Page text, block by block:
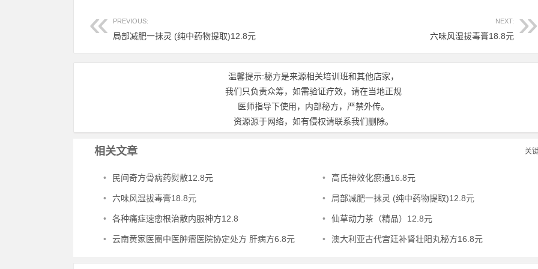
PREVIOUS:
局部减肥一抹灵 (纯中药物提取)12.8元
NEXT:
六味风湿拔毒膏18.8元
温馨提示:秘方是来源相关培训班和其他店家，
我们只负责众筹，如需验证疗效，请在当地正规
医师指导下使用，内部秘方，严禁外传。
资源源于网络，如有侵权请联系我们删除。
相关文章 关
• 民间奇方骨病药熨散12.8元 • 高氏神效化瘀通16.8元
• 六味风湿拔毒膏18.8元 • 局部减肥一抹灵 (纯中药物提取)12.8元
• 各种痛症速愈根治散内服神方12.8 • 仙草动力茶（精品）12.8元
• 云南黄家医圈中医肿瘤医院协定处方 肝病方6.8元 • 澳大利亚古代宫廷补肾壮阳丸秘方16.8元